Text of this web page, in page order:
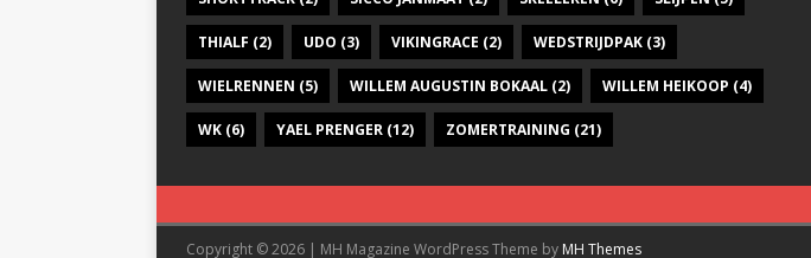
THIALF (2) UDO (3) VIKINGRACE (2) WEDSTRIJDPAK (3)
WIELRENNEN (5) WILLEM AUGUSTIN BOKAAL (2) WILLEM HEIKOOP (4)
WK (6) YAEL PRENGER (12) ZOMERTRAINING (21)
Copyright © 2026 | MH Magazine WordPress Theme by MH Themes